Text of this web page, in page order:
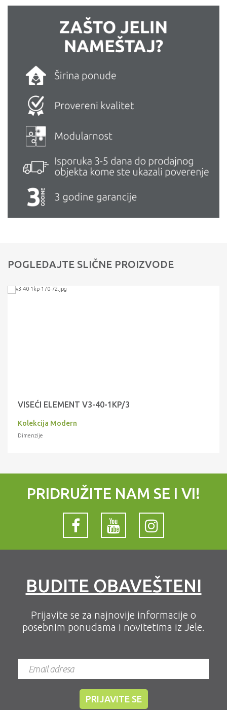
POGLEDAJTE SLIČNE PROIZVODE
VISEĆI ELEMENT V3-40-1KP/3
Kolekcija Modern
Dimenzije
PRIDRUŽITE NAM SE I VI!
BUDITE OBAVEŠTENI
Prijavite se za najnovije informacije o
posebnim ponudama i novitetima iz Jele.